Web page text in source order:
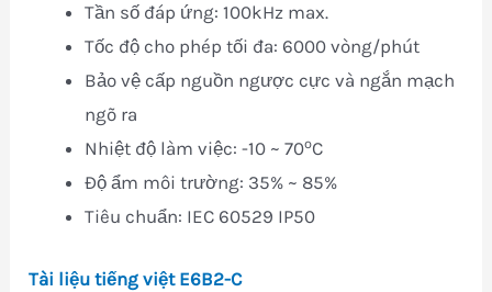
Tần số đáp ứng: 100kHz max.
Tốc độ cho phép tối đa: 6000 vòng/phút
Bảo vệ cấp nguồn ngược cực và ngắn mạch
ngõ ra
Nhiệt độ làm việc: -10 ~ 70oC
Độ ẩm môi trường: 35% ~ 85%
Tiêu chuẩn: IEC 60529 IP50
Tài liệu tiếng việt E6B2-C